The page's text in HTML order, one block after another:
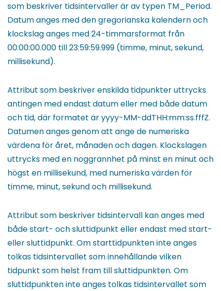
som beskriver tidsintervaller är av typen TM_Period.
Datum anges med den gregorianska kalendern och
klockslag anges med 24-timmarsformat från
00:00:00.000 till 23:59:59.999 (timme, minut, sekund,
millisekund).
Attribut som beskriver enskilda tidpunkter uttrycks
antingen med endast datum eller med både datum
och tid, där formatet är yyyy-MM-ddTHH:mm:ss.fffZ.
Datumen anges genom att ange de numeriska
värdena för året, månaden och dagen. Klockslagen
uttrycks med en noggrannhet på minst en minut och
högst en millisekund, med numeriska värden för
timme, minut, sekund och millisekund.
Attribut som beskriver tidsintervall kan anges med
både start- och sluttidpunkt eller endast med start-
eller sluttidpunkt. Om starttidpunkten inte anges
tolkas tidsintervallet som innehållande vilken
tidpunkt som helst fram till sluttidpunkten. Om
sluttidpunkten inte anges tolkas tidsintervallet som